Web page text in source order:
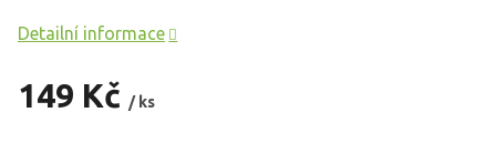
149 Kč / ks
Detailní informace